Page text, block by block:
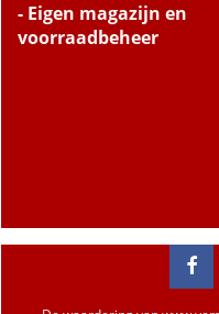
- Eigen magazijn en
voorraadbeheer